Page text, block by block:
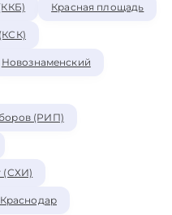
Красная площадь
Новознаменский
(РИП)
(СХИ)